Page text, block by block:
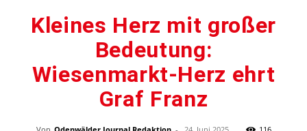
Kleines Herz mit großer
Bedeutung:
Wiesenmarkt-Herz ehrt
Graf Franz